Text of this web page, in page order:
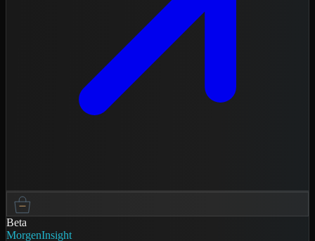
Beta
MorgenInsight